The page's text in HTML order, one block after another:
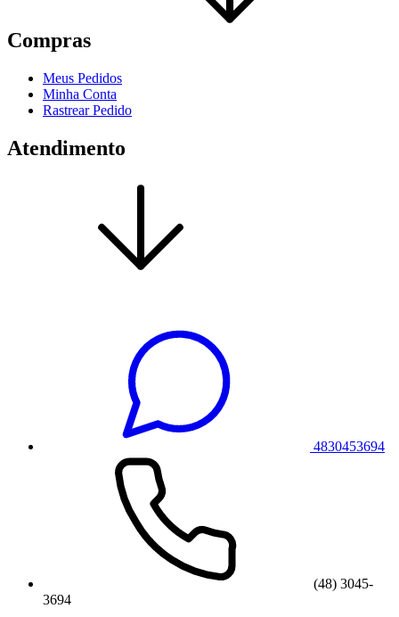
Compras
Meus Pedidos
Minha Conta
Rastrear Pedido
Atendimento
4830453694
(48) 3045-
3694